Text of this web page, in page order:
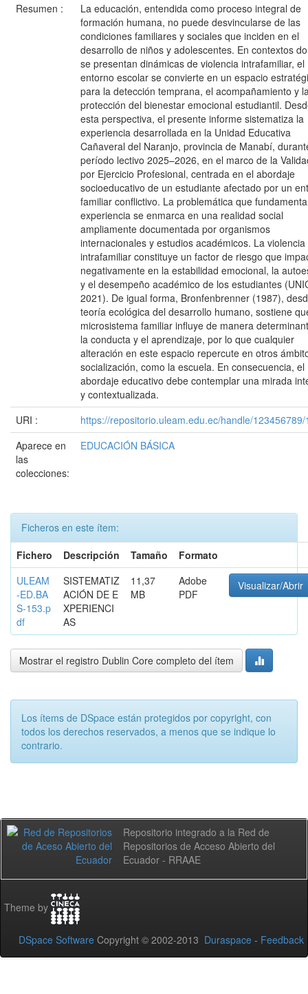
Resumen :
La educación, entendida como proceso integral de
formación humana, no puede desvincularse de las
condiciones familiares y sociales que inciden en el
desarrollo de niños y adolescentes. En contextos
se presentan dinámicas de violencia intrafamiliar, el
entorno escolar se convierte en un espacio
para la detección temprana, el acompañamiento y
protección del bienestar emocional estudiantil.
esta perspectiva, el presente informe sistematiza la
experiencia desarrollada en la Unidad Educativa
Cañaveral del Naranjo, provincia de Manabí,
período lectivo 2025–2026, en el marco de la
por Ejercicio Profesional, centrada en el abordaje
socioeducativo de un estudiante afectado por un
familiar conflictivo. La problemática que
experiencia se enmarca en una realidad social
ampliamente documentada por organismos
internacionales y estudios académicos. La violencia
intrafamiliar constituye un factor de riesgo que
negativamente en la estabilidad emocional, la
y el desempeño académico de los estudiantes
2021). De igual forma, Bronfenbrenner (1987),
teoría ecológica del desarrollo humano, sostiene
microsistema familiar influye de manera
la conducta y el aprendizaje, por lo que cualquier
alteración en este espacio repercute en otros
socialización, como la escuela. En consecuencia, el
abordaje educativo debe contemplar una mirada
y contextualizada.
URI :
https://repositorio.uleam.edu.ec/handle/
Aparece en
las
colecciones:
EDUCACIÓN BÁSICA
Ficheros en este ítem:
Fichero
Descripción Tamaño
Formato
ULEAM
-ED.BA
S-153.p
df
SISTEMATIZ
ACIÓN DE E
XPERIENCI
AS
11,37
MB
Adobe
PDF
Visualizar/Abrir
Mostrar el registro Dublin Core completo del ítem
Los ítems de DSpace están protegidos por copyright, con
todos los derechos reservados, a menos que se indique lo
contrario.
Repositorio integrado a la Red de
Repositorios de Acceso Abierto del
Ecuador - RRAAE
Theme by
DSpace Software Copyright © 2002-2013 Duraspace - Feedback